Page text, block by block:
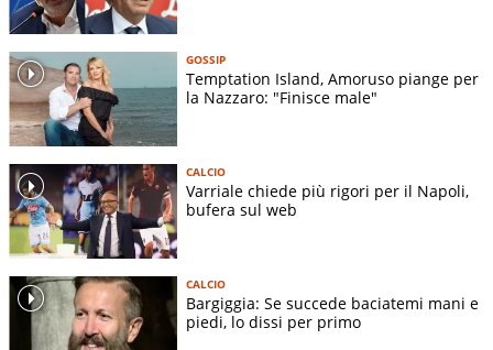
GOSSIP
Temptation Island, Amoruso piange per
la Nazzaro: "Finisce male"
CALCIO
Varriale chiede più rigori per il Napoli,
bufera sul web
CALCIO
Bargiggia: Se succede baciatemi mani e
piedi, lo dissi per primo